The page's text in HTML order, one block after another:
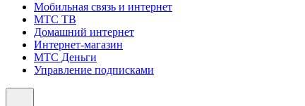
Мобильная связь и интернет
МТС ТВ
Домашний интернет
Интернет-магазин
МТС Деньги
Управление подписками